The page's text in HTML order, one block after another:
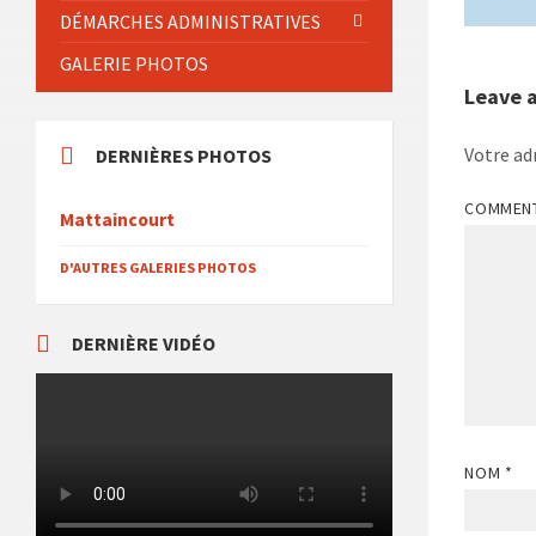
Leave
Votre
NOM *
DÉMARCHES ADMINISTRATIVES
GALERIE PHOTOS
DERNIÈRES PHOTOS
Mattaincourt
D'AUTRES GALERIES PHOTOS
DERNIÈRE VIDÉO